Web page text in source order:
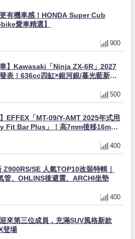
有機車感！HONDA Super Cub
愛車精選】
900
車】Kawasaki「Ninja ZX-6R」2027
表！636cc四缸×銀河銀/暮光藍新色
500
】EFFEX「MT-09/Y-AMT 2025年式用
Fit Bar Plus」！高7mm後移16mm
400
Z900RS/SE 人氣TOP10改裝特輯｜
管、OHLINS後避震、ARCHI坐墊
400
來第三位成員，充滿SUV風格新款
登場